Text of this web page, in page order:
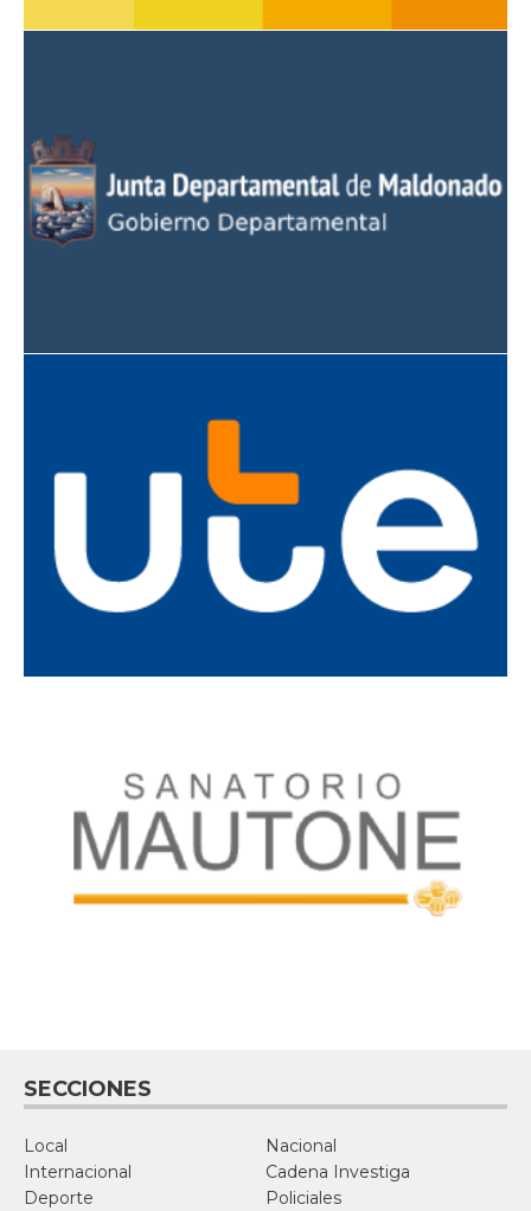
SECCIONES
Local
Nacional
Internacional
Cadena Investiga
Deporte
Policiales